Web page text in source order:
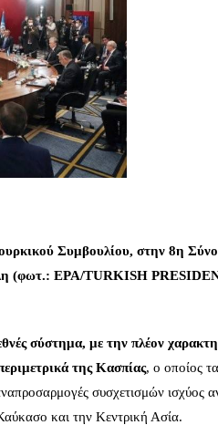
Συμβουλίου, στην 8η
(φωτ.: EPA/TURKISH
σύστημα, με την πλέον
της Κασπίας, ο οποίος
συσχετισμών ισχύος
και την Κεντρική Ασία.